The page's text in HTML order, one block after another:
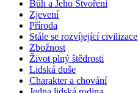
Bůh a Jeho Stvoření
Zjevení
Příroda
Stále se rozvíjející civilizace
Zbožnost
Život plný štědrosti
Lidská duše
Charakter a chování